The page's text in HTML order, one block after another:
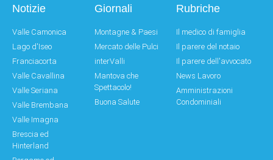
Notizie
Valle Camonica
Lago d'Iseo
Franciacorta
Valle Cavallina
Valle Seriana
Valle Brembana
Valle Imagna
Brescia ed
Hinterland
Giornali
Montagne & Paesi
Mercato delle Pulci
interValli
Mantova che
Spettacolo!
Buona Salute
Rubriche
Il medico di famiglia
Il parere del notaio
Il parere dell'avvocato
News Lavoro
Amministrazioni
Condominiali